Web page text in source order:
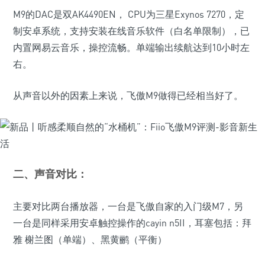
M9的DAC是双AK4490EN， CPU为三星Exynos 7270，定
制安卓系统，支持安装在线音乐软件（白名单限制），已
内置网易云音乐，操控流畅。单端输出续航达到10小时左
右。
从声音以外的因素上来说，飞傲M9做得已经相当好了。
二、声音对比：
主要对比两台播放器，一台是飞傲自家的入门级M7，另
一台是同样采用安卓触控操作的cayin n5II，耳塞包括：拜
雅 榭兰图（单端）、黑黄鹂（平衡）